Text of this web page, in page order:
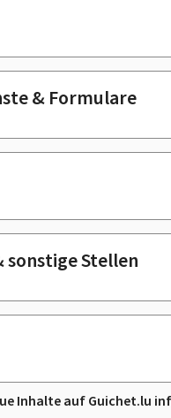
& Formulare
sonstige Stellen
Inhalte auf Guichet.lu